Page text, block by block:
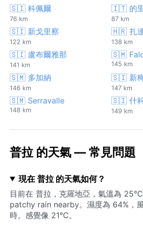
🇸🇮 科佩爾
76 km
🇮🇹 的
87 km
🇸🇮 新戈里察
122 km
🇭🇷 扎
138 km
🇸🇮 盧布爾雅那
141 km
🇸🇲
145 km
🇸🇲 多加納
146 km
🇸🇮 新
147 km
🇸🇲 Serravalle
148 km
🇸🇮 什
149 km
普拉 的天氣 — 常見問題
現在 普拉 的天氣如何？
目前在 普拉，克羅地亞，氣溫為
patchy rain nearby。濕度為 64%，
時。感覺像 21°C。